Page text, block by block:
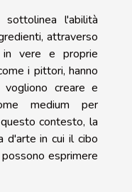
l'abilità
attraverso
in vere e proprie
i pittori, hanno
creare e
medium per
contesto, la
d'arte in cui il cibo
esprimere